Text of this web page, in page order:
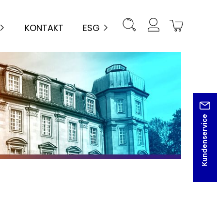
KONTAKT ESG
Kundenservice